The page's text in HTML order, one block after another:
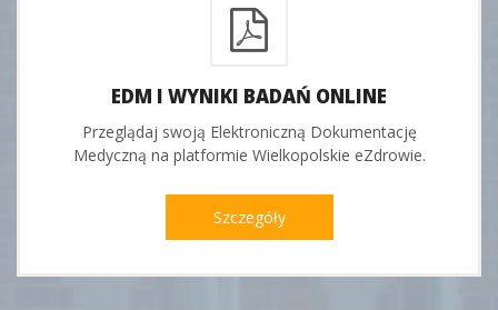
EDM I WYNIKI BADAŃ ONLINE
Przeglądaj swoją Elektroniczną Dokumentację
Medyczną na platformie Wielkopolskie eZdrowie.
Szczegóły